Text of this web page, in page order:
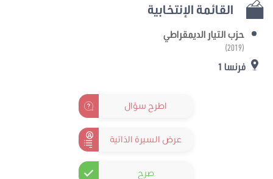
القائمة الإنتخابية
حزب التيار الديمقراطي
(2019)
فرنسا 1
اطرح سؤال
عرض السيرة الذاتية
صرح